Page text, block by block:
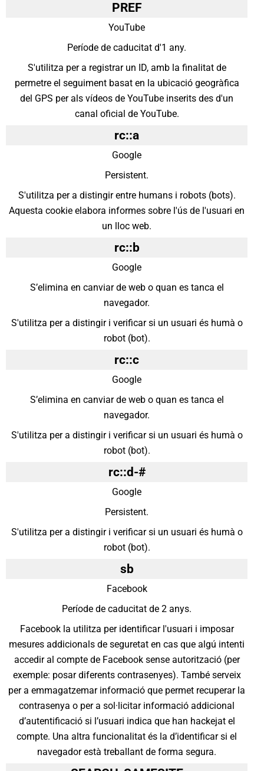
PREF
YouTube
Període de caducitat d'1 any.
S'utilitza per a registrar un ID, amb la finalitat de
permetre el seguiment basat en la ubicació geogràfica
del GPS per als vídeos de YouTube inserits des d'un
canal oficial de YouTube.
rc::a
Google
Persistent.
S'utilitza per a distingir entre humans i robots (bots).
Aquesta cookie elabora informes sobre l'ús de l'usuari en
un lloc web.
rc::b
Google
S’elimina en canviar de web o quan es tanca el
navegador.
S'utilitza per a distingir i verificar si un usuari és humà o
robot (bot).
rc::c
Google
S’elimina en canviar de web o quan es tanca el
navegador.
S'utilitza per a distingir i verificar si un usuari és humà o
robot (bot).
rc::d-#
Google
Persistent.
S'utilitza per a distingir i verificar si un usuari és humà o
robot (bot).
sb
Facebook
Període de caducitat de 2 anys.
Facebook la utilitza per identificar l'usuari i imposar
mesures addicionals de seguretat en cas que algú intenti
accedir al compte de Facebook sense autorització (per
exemple: posar diferents contrasenyes). També serveix
per a emmagatzemar informació que permet recuperar la
contrasenya o per a sol·licitar informació addicional
d’autentificació si l’usuari indica que han hackejat el
compte. Una altra funcionalitat és la d’identificar si el
navegador està treballant de forma segura.